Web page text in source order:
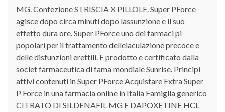
MG. Confezione STRISCIA X PILLOLE. Super PForce
agisce dopo circa minuti dopo lassunzione e il suo
effetto dura ore. Super PForce uno dei farmaci pi
popolari per il trattamento delleiaculazione precoce e
delle disfunzioni erettili. E prodotto e certificato dalla
societ farmaceutica di fama mondiale Sunrise. Principi
attivi contenuti in Super PForce Acquistare Extra Super
P Force in una farmacia online in Italia Famiglia generico
CITRATO DI SILDENAFIL MG E DAPOXETINE HCL